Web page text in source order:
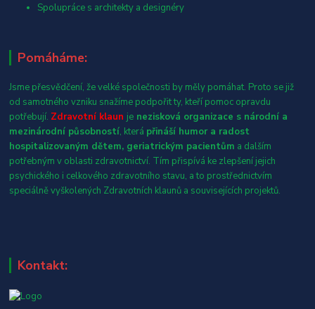
Spolupráce s architekty a designéry
Pomáháme:
Jsme přesvědčení, že velké společnosti by měly pomáhat. Proto se již
od samotného vzniku snažíme podpořit ty, kteří pomoc opravdu
potřebují. Zdravotní klaun je nezisková organizace s národní a
mezinárodní působností, která přináší humor a radost
hospitalizovaným dětem, geriatrickým pacientům a dalším
potřebným v oblasti zdravotnictví. Tím přispívá ke zlepšení jejich
psychického i celkového zdravotního stavu, a to prostřednictvím
speciálně vyškolených Zdravotních klaunů a souvisejících projektů.
Kontakt: